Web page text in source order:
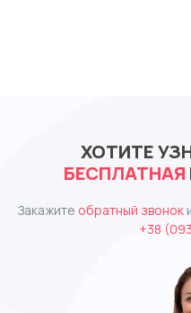
ХОТИТЕ
БЕСПЛАТНАЯ
Закажите обратный звонок
+38